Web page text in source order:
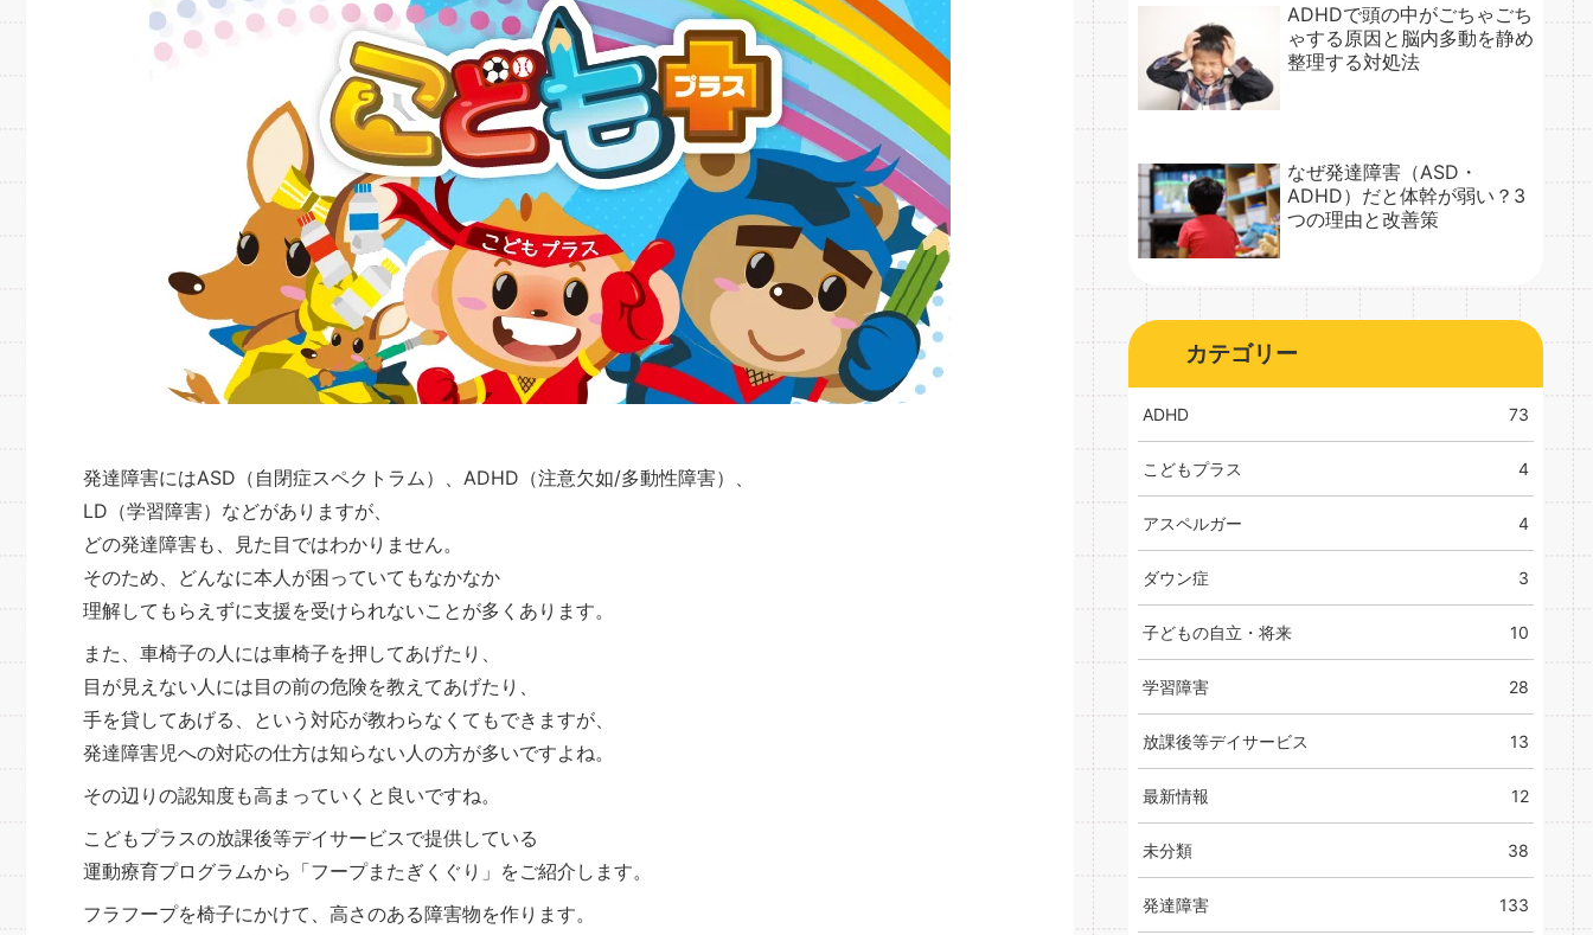
発達障害にはASD（自閉症スペクトラム）、ADHD（注意欠如/多動性障害）、
LD（学習障害）などがありますが、
どの発達障害も、見た目ではわかりません。
そのため、どんなに本人が困っていてもなかなか
理解してもらえずに支援を受けられないことが多くあります。
また、車椅子の人には車椅子を押してあげたり、
目が見えない人には目の前の危険を教えてあげたり、
手を貸してあげる、という対応が教わらなくてもできますが、
発達障害児への対応の仕方は知らない人の方が多いですよね。
その辺りの認知度も高まっていくと良いですね。
こどもプラスの放課後等デイサービスで提供している
運動療育プログラムから「フープまたぎくぐり」をご紹介します。
フラフープを椅子にかけて、高さのある障害物を作ります。
ADHDで頭の中がごちゃごち
ゃする原因と脳内多動を静め
整理する対処法
なぜ発達障害（ASD・
ADHD）だと体幹が弱い？3
つの理由と改善策
カテゴリー
ADHD 73
こどもプラス 4
アスペルガー 4
ダウン症 3
子どもの自立・将来 10
学習障害 28
放課後等デイサービス 13
最新情報 12
未分類 38
発達障害 133